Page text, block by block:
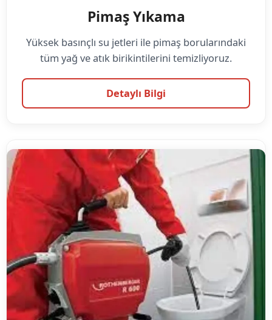
Pimaş Yıkama
Yüksek basınçlı su jetleri ile pimaş borularındaki
tüm yağ ve atık birikintilerini temizliyoruz.
Detaylı Bilgi